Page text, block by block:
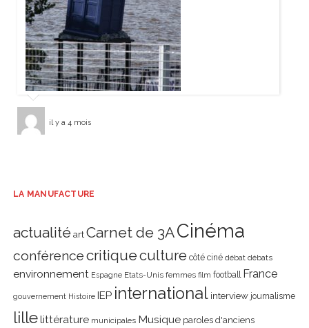
il y a 4 mois
LA MANUFACTURE
actualité art Carnet de 3ACinéma
conférencecritiqueculture côté ciné débat débats
environnement Espagne Etats-Unis femmes film football France
gouvernement Histoire IEP international interview journalisme
lillelittérature municipales Musique paroles d'anciens